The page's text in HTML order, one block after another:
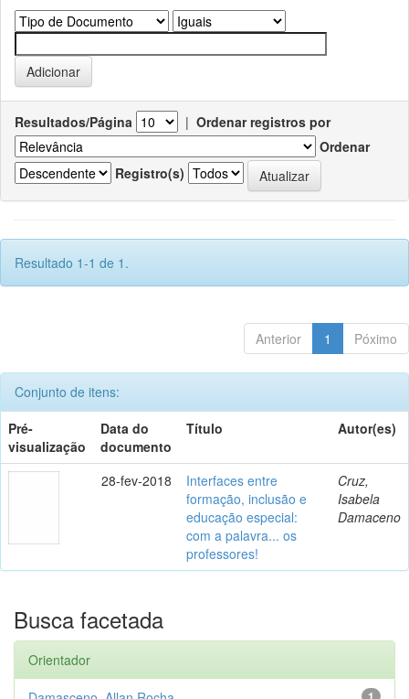
Resultados/Página | Ordenar registros por
Ordenar
Registro(s)
Resultado 1-1 de 1.
Anterior 1 Póximo
Conjunto de itens:
Pré-
visualização
Data do
documento
Título Autor(es)
28-fev-2018
Interfaces entre
formação, inclusão e
educação especial:
com a palavra... os
professores!
Cruz,
Isabela
Damaceno
Busca facetada
Orientador